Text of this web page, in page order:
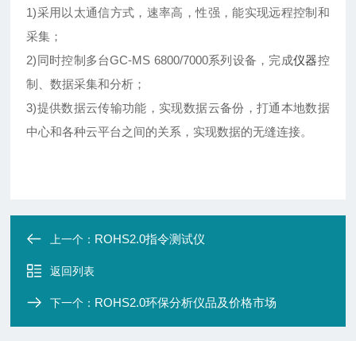
1)采用以太通信方式，速率高，性强，能实现远程控制和
采集；
2)同时控制多台GC-MS 6800/7000系列设备，完成仪器控
制、数据采集和分析；
3)提供数据云传输功能，实现数据云备份，打通本地数据
中心和各种云平台之间的关系，实现数据的无缝连接。
上一个： ROHS2.0指令测试仪
返回列表
下一个： ROHS2.0环保分析仪品及价格市场